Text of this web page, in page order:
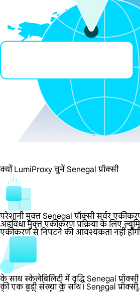
क्यों LumiProxy चुनें Senegal प्रॉक्सी
परेशानी मुक्त Senegal प्रॉक्सी सर्वर
अडविधा मुक्त एकीकरण प्रक्रिया के लिए
एकीकरण से निपटने की आवश्यकता नहीं
के साथ स्केलेबिलिटी में वृद्धि Senegal प्रॉक्सी
की एक बड़ी संख्या के साथ। Senegal